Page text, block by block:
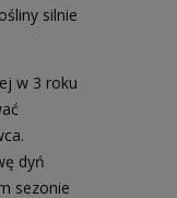
silnie
w 3 roku
dyń
sezonie